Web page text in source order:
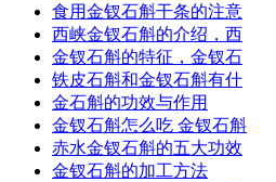
食用金钗石斛干条的注意
西峡金钗石斛的介绍，西
金钗石斛的特征，金钗石
铁皮石斛和金钗石斛有什
金石斛的功效与作用
金钗石斛怎么吃 金钗石斛
赤水金钗石斛的五大功效
金钗石斛的加工方法